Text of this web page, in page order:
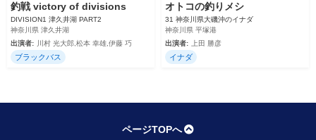
釣戦 victory of divisions
DIVISION1 津久井湖 PART2
神奈川県 津久井湖
出演者:
川村 光大郎,松本 幸雄,伊藤 巧
ブラックバス
オトコの釣りメシ
31 神奈川県大磯沖のイナダ
神奈川県 平塚港
出演者:
上田 勝彦
イナダ
ページTOPへ